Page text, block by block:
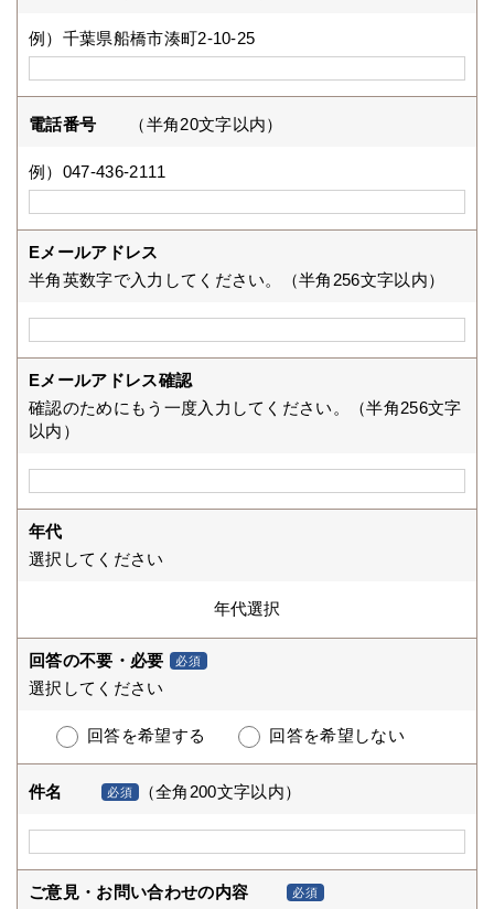
例）千葉県船橋市湊町2-10-25
電話番号 （半角20文字以内）
例）047-436-2111
Eメールアドレス
半角英数字で入力してください。（半角256文字以内）
Eメールアドレス確認
確認のためにもう一度入力してください。（半角256文字
以内）
年代
選択してください
回答の不要・必要 必須
選択してください
回答を希望する 回答を希望しない
件名 必須 （全角200文字以内）
ご意見・お問い合わせの内容 必須